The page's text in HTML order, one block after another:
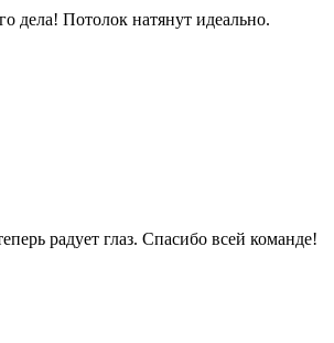
дела! Потолок натянут идеально.
радует глаз. Спасибо всей команде!